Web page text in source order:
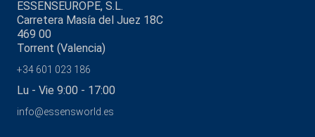
ESSENSEUROPE, S.L.
Carretera Masía del Juez 18C
469 00
Torrent (Valencia)
+34 601 023 186
Lu - Vie 9:00 - 17:00
info@essensworld.es